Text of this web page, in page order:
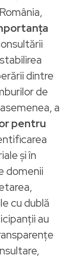
dintre
de
a
pentru
și în
domenii
cu dublă
au